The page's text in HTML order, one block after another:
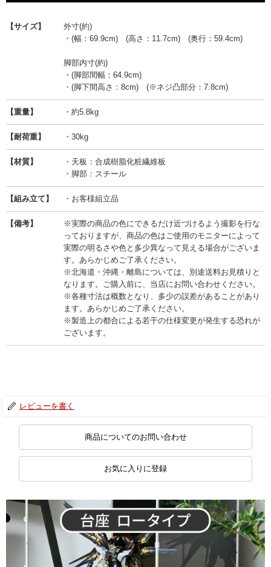
【サイズ】
外寸(約)
・(幅：69.9cm) (高さ：11.7cm) (奥行：59.4cm)
脚部内寸(約)
・(脚部間幅：64.9cm)
・(脚下間高さ：8cm) (※ネジ凸部分：7.8cm)
【重量】 ・約5.8kg
【耐荷重】 ・30kg
【材質】
・天板：合成樹脂化粧繊維板
・脚部：スチール
【組み立て】 ・お客様組立品
【備考】
※実際の商品の色にできるだけ近づけるよう撮影を行な
っておりますが、商品の色はご使用のモニターによって
実際の明るさや色と多少異なって見える場合がございま
す。あらかじめご了承ください。
※北海道・沖縄・離島については、別途送料お見積りと
なります。ご購入前に、当店にお問い合わせください。
※各種寸法は概数となり、多少の誤差があることがあり
ます。あらかじめご了承ください。
※製造上の都合による若干の仕様変更が発生する恐れが
ございます。
レビューを書く
商品についてのお問い合わせ
お気に入りに登録